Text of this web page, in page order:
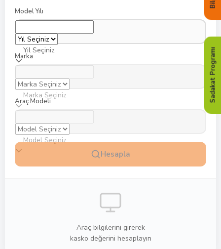
Model Yılı
Yıl Seçiniz
Marka
Marka Seçiniz
Araç Modeli
Model Seçiniz
Hesapla
Araç bilgilerini girerek
kasko değerini hesaplayın
Sadakat Programı